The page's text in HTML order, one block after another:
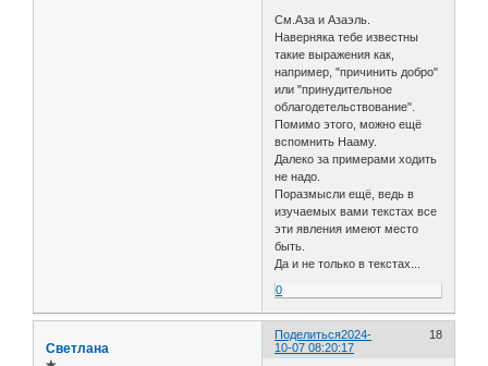
См.Аза и Азаэль.
Наверняка тебе известны
такие выражения как,
например, "причинить добро"
или "принудительное
облагодетельствование".
Помимо этого, можно ещё
вспомнить Нааму.
Далеко за примерами ходить
не надо.
Поразмысли ещё, ведь в
изучаемых вами текстах все
эти явления имеют место
быть.
Да и не только в текстах...
0
Поделиться 18
2024-
10-07 08:20:17
Светлана